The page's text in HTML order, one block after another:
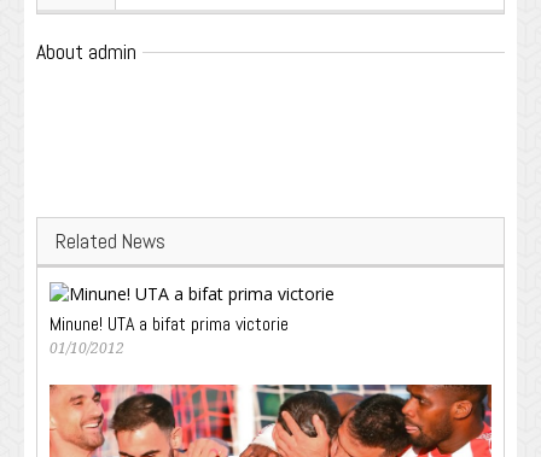
About admin
Related News
Minune! UTA a bifat prima victorie
01/10/2012